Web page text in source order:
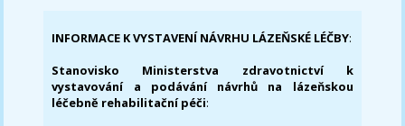
INFORMACE K VYSTAVENÍ NÁVRHU LÁZEŇSKÉ LÉČBY:
Stanovisko Ministerstva zdravotnictví k
vystavování a podávání návrhů na lázeňskou
léčebně rehabilitační péči: